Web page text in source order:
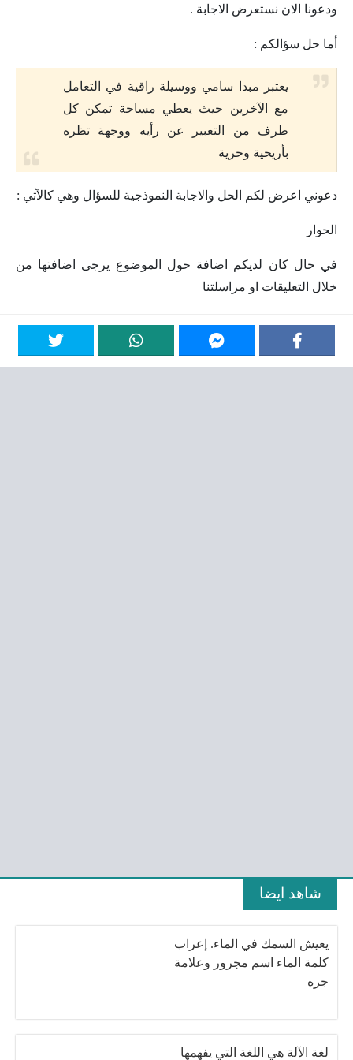
ودعونا الان نستعرض الاجابة .
أما حل سؤالكم :
يعتبر مبدا سامي ووسيلة راقية في التعامل
مع الآخرين حيث يعطي مساحة تمكن كل
طرف من التعبير عن رأيه ووجهة تظره
بأريحية وحرية
دعوني اعرض لكم الحل والاجابة النموذجية للسؤال وهي كالآتي :
الحوار
في حال كان لديكم اضافة حول الموضوع يرجى اضافتها من
خلال التعليقات او مراسلتنا
شاهد ايضا
يعيش السمك في الماء. إعراب
كلمة الماء اسم مجرور وعلامة
جره
لغة الآلة هي اللغة التي يفهمها